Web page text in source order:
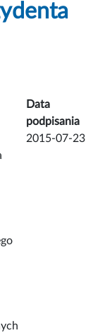
Data
podpisania
2015-07-23